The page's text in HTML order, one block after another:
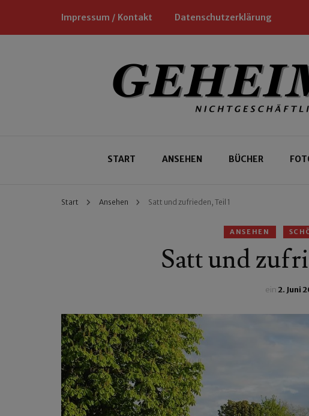
Impressum / Kontakt Datenschutzerklärung
Geheimtipp
START ANSEHEN BÜCHER
Start Ansehen Satt und zufrieden, Teil 1
ANSEHEN
Satt und
ein2. Juni